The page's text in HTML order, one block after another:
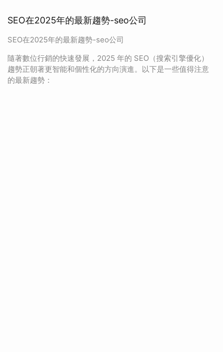
SEO在2025年的最新趨勢-seo公司
SEO在2025年的最新趨勢-seo公司
隨著數位行銷的快速發展，2025 年的 SEO（搜索引擎優化）
趨勢正朝著更智能和個性化的方向演進。以下是一些值得注意
的最新趨勢：